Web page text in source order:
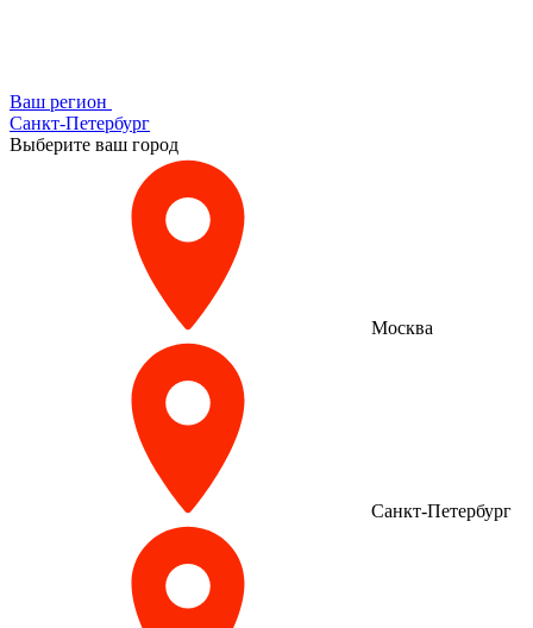
Ваш регион
Санкт-Петербург
Выберите ваш город
Москва
Санкт-Петербург